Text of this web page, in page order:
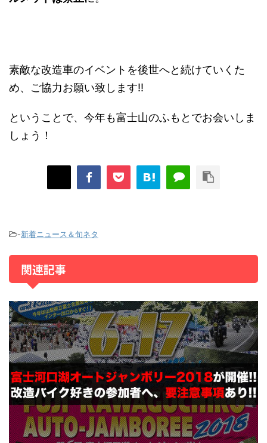
素敵な改造車のイベントを後世へと続けていくた
め、ご協力お願い致します!!
ということで、今年も富士山のふもとでお会いしま
しょう！
-新着ニュース＆旬ネタ
関連記事